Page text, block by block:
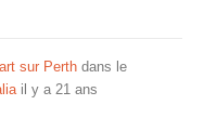
sur Perth dans le
il y a 21 ans